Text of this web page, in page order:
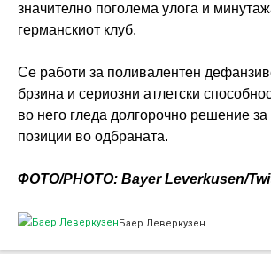
значително поголема улога и
германскиот клуб.
Се работи за поливалентен
брзина и сериозни атлетски
во него гледа долгорочно решение за
позиции во одбраната.
ФОТО/PHOTO: Bayer Leverkusen/
Баер Леверкузен